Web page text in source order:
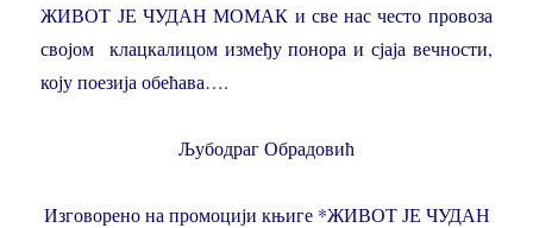
ЖИВОТ ЈЕ ЧУДАН МОМАК и све нас често провоза
својом клацкалицом између понора и сјаја вечности,
коју поезија обећава….
Љубодраг Обрадовић
Изговорено на промоцији књиге *ЖИВОТ ЈЕ ЧУДАН